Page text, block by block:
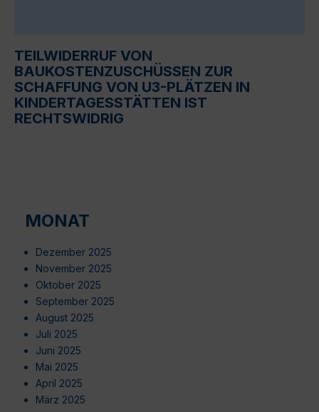
TEILWIDERRUF VON
BAUKOSTENZUSCHÜSSEN ZUR
SCHAFFUNG VON U3-PLÄTZEN IN
KINDERTAGESSTÄTTEN IST
RECHTSWIDRIG
MONAT
Dezember 2025
November 2025
Oktober 2025
September 2025
August 2025
Juli 2025
Juni 2025
Mai 2025
April 2025
März 2025